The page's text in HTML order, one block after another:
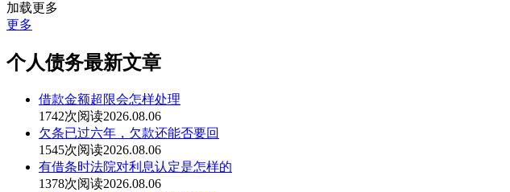
加载更多
更多
个人债务最新文章
借款金额超限会怎样处理
1742次阅读2026.08.06
欠条已过六年，欠款还能否要回
1545次阅读2026.08.06
有借条时法院对利息认定是怎样的
1378次阅读2026.08.06